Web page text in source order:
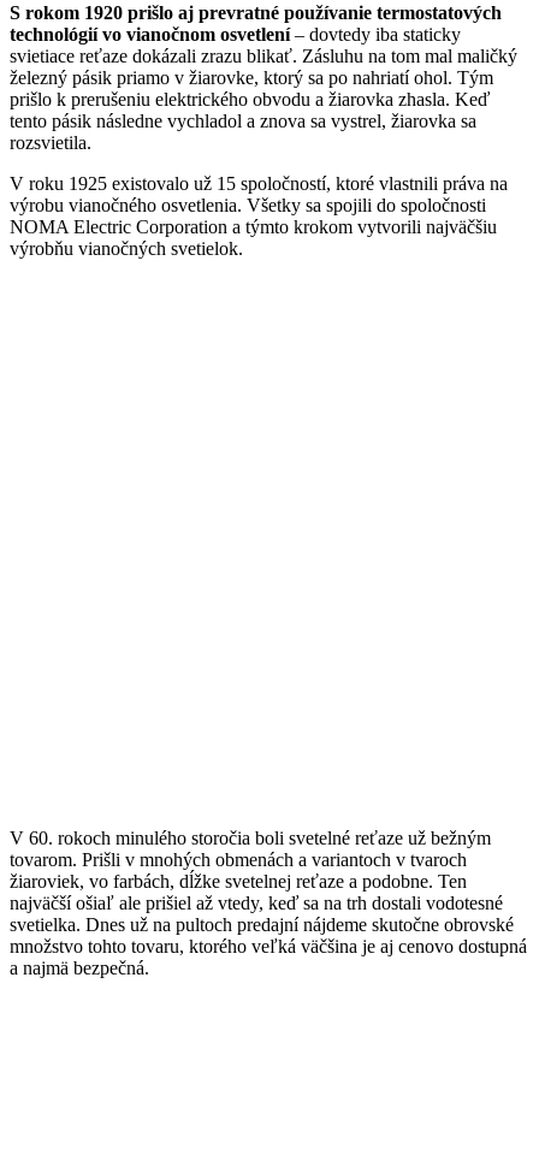
S rokom 1920 prišlo aj prevratné používanie termostatových
technológií vo vianočnom osvetlení– dovtedy iba staticky
svietiace reťaze dokázali zrazu blikať. Zásluhu na tom mal maličký
železný pásik priamo v žiarovke, ktorý sa po nahriatí ohol. Tým
prišlo k prerušeniu elektrického obvodu a žiarovka zhasla. Keď
tento pásik následne vychladol a znova sa vystrel, žiarovka sa
rozsvietila.
V roku 1925 existovalo už 15 spoločností, ktoré vlastnili práva na
výrobu vianočného osvetlenia. Všetky sa spojili do spoločnosti
NOMA Electric Corporation a týmto krokom vytvorili najväčšiu
výrobňu vianočných svetielok.
V 60. rokoch minulého storočia boli svetelné reťaze už bežným
tovarom. Prišli v mnohých obmenách a variantoch v tvaroch
žiaroviek, vo farbách, dĺžke svetelnej reťaze a podobne. Ten
najväčší ošiaľ ale prišiel až vtedy, keď sa na trh dostali vodotesné
svetielka. Dnes už na pultoch predajní nájdeme skutočne obrovské
množstvo tohto tovaru, ktorého veľká väčšina je aj cenovo dostupná
a najmä bezpečná.